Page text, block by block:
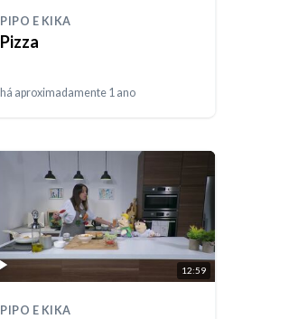
PIPO E KIKA
Pizza
há aproximadamente 1 ano
12:59
PIPO E KIKA